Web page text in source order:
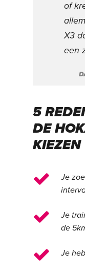
of
X3
een
5
DE
KIEZEN
Je
Je
de
Je